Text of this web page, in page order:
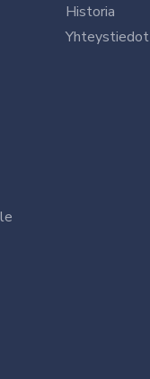
Historia
Yhteystiedot